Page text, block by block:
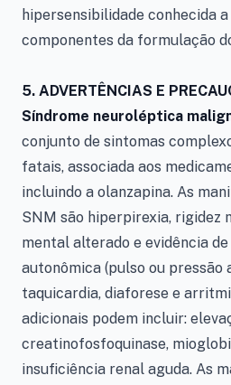
hipersensibilidade conhecida
componentes da formulação
5. ADVERTÊNCIAS E
Síndrome neuroléptica
conjunto de sintomas
fatais, associada aos
incluindo a olanzapina. As
SNM são hiperpirexia, rigidez
mental alterado e evidência
autonômica (pulso ou
taquicardia, diaforese e
adicionais podem incluir:
creatinofosfoquinase,
insuficiência renal aguda. As